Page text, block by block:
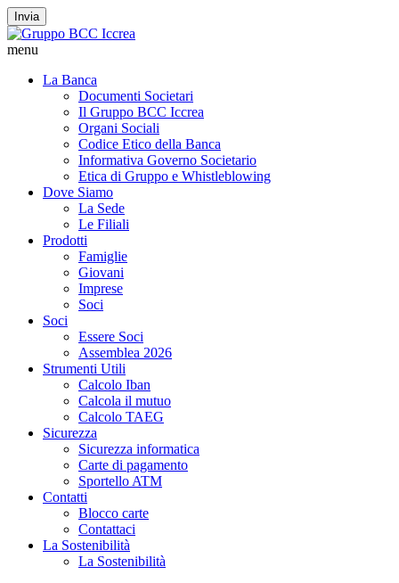
Invia
menu
La Banca
Documenti Societari
Il Gruppo BCC Iccrea
Organi Sociali
Codice Etico della Banca
Informativa Governo Societario
Etica di Gruppo e Whistleblowing
Dove Siamo
La Sede
Le Filiali
Prodotti
Famiglie
Giovani
Imprese
Soci
Soci
Essere Soci
Assemblea 2026
Strumenti Utili
Calcolo Iban
Calcola il mutuo
Calcolo TAEG
Sicurezza
Sicurezza informatica
Carte di pagamento
Sportello ATM
Contatti
Blocco carte
Contattaci
La Sostenibilità
La Sostenibilità